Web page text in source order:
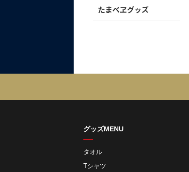
たまべヱグッズ
グッズMENU
タオル
Tシャツ